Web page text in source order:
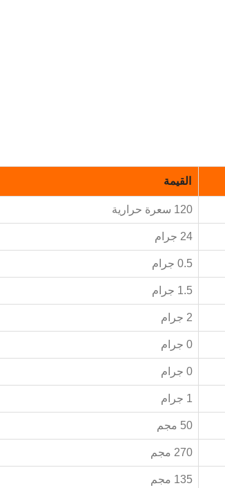
القيمة
120 سعرة حرارية
24 جرام
0.5 جرام
1.5 جرام
2 جرام
0 جرام
0 جرام
1 جرام
50 مجم
270 مجم
135 مجم